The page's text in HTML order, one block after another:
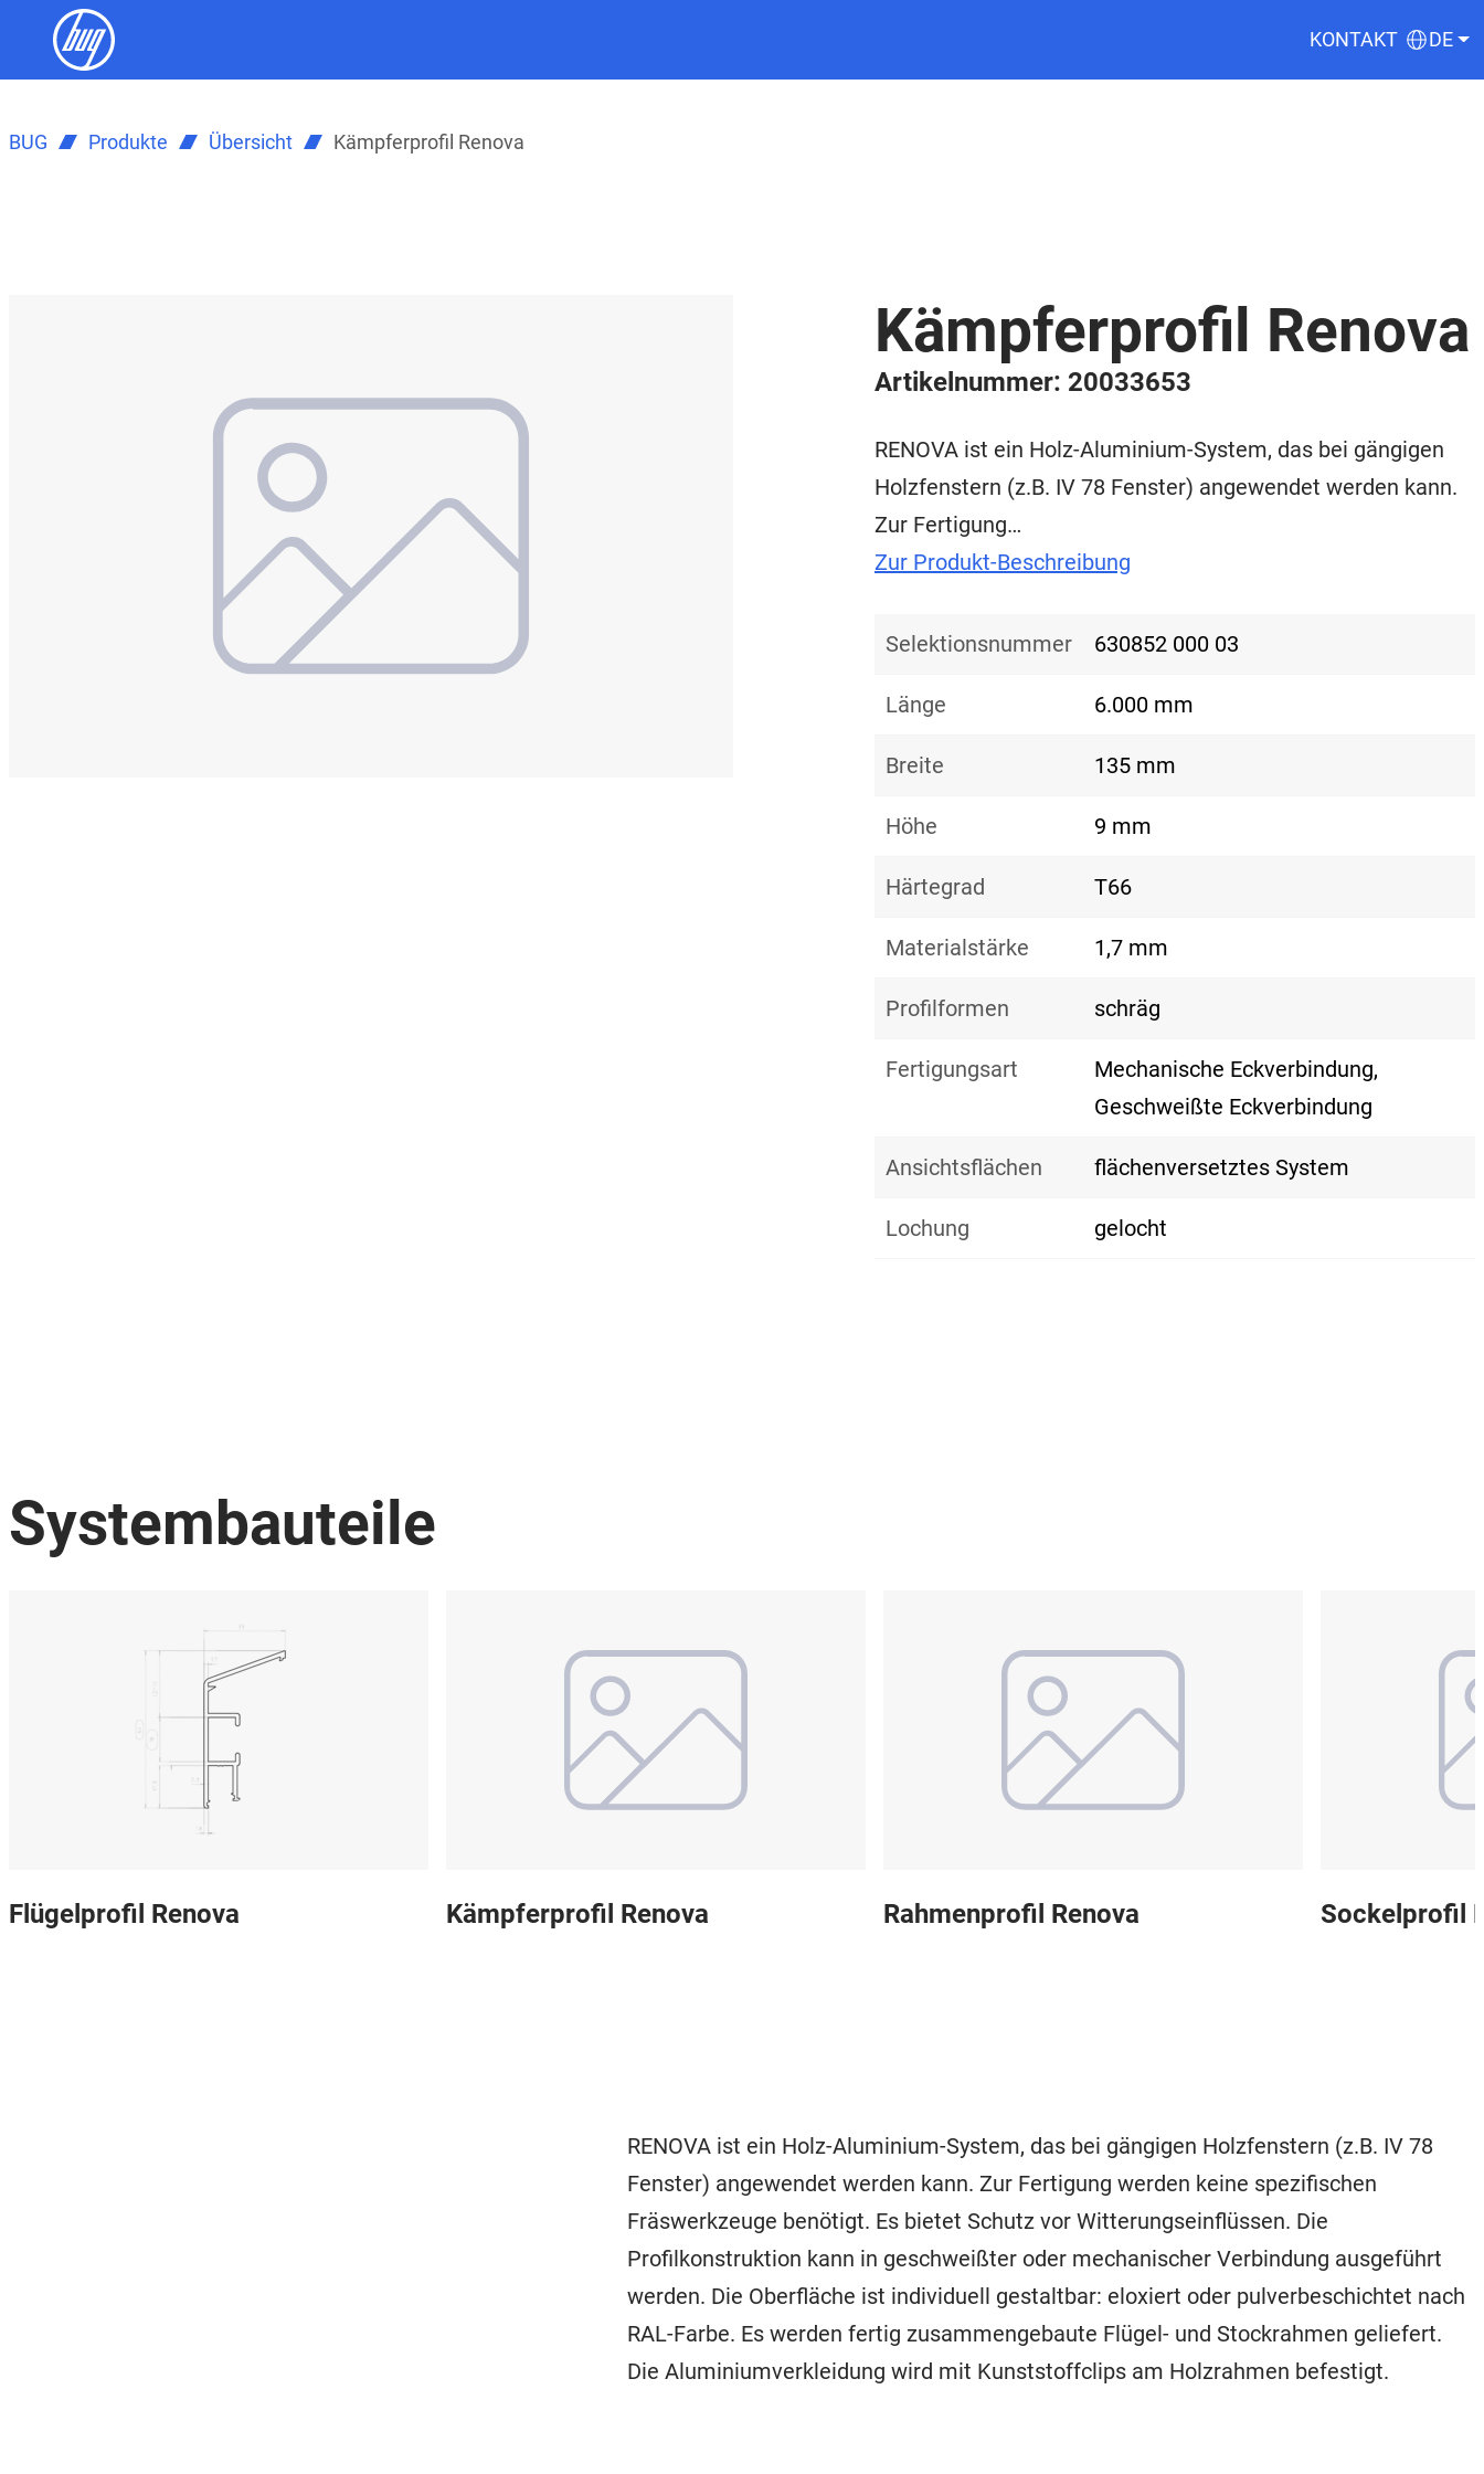
KONTAKT DE
BUG Produkte Übersicht Kämpferprofil Renova
Kämpferprofil Renova
Artikelnummer: 20033653
RENOVA ist ein Holz-Aluminium-System, das bei gängigen
Holzfenstern (z.B. IV 78 Fenster) angewendet werden kann.
Zur Fertigung…
Zur Produkt-Beschreibung
Selektionsnummer 630852 000 03
Länge 6.000 mm
Breite 135 mm
Höhe 9 mm
Härtegrad T66
Materialstärke 1,7 mm
Profilformen schräg
Fertigungsart
Mechanische Eckverbindung,
Geschweißte Eckverbindung
Ansichtsflächen flächenversetztes System
Lochung gelocht
Systembauteile
Flügelprofil Renova Kämpferprofil Renova Rahmenprofil Renova Sockelprofil
RENOVA ist ein Holz-Aluminium-System, das bei gängigen Holzfenstern (z.B. IV 78
Fenster) angewendet werden kann. Zur Fertigung werden keine spezifischen
Fräswerkzeuge benötigt. Es bietet Schutz vor Witterungseinflüssen. Die
Profilkonstruktion kann in geschweißter oder mechanischer Verbindung ausgeführt
werden. Die Oberfläche ist individuell gestaltbar: eloxiert oder pulverbeschichtet nach
RAL-Farbe. Es werden fertig zusammengebaute Flügel- und Stockrahmen geliefert.
Die Aluminiumverkleidung wird mit Kunststoffclips am Holzrahmen befestigt.